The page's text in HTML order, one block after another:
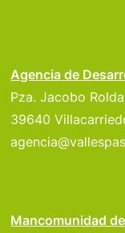
Agencia de
Pza. Jacobo
39640
Mancomunidad